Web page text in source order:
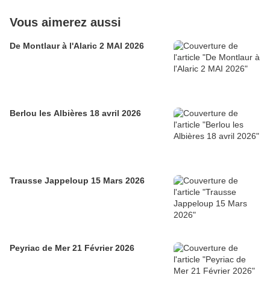
Vous aimerez aussi
De Montlaur à l'Alaric 2 MAI 2026
Berlou les Albières 18 avril 2026
Trausse Jappeloup 15 Mars 2026
Peyriac de Mer 21 Février 2026